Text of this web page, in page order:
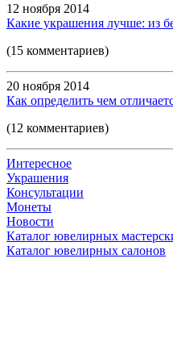
12 ноября 2014
Какие украшения лучше: из
(15 комментариев)
20 ноября 2014
Как определить чем
(12 комментариев)
Интересное
Украшения
Консультации
Монеты
Новости
Каталог ювелирных
Каталог ювелирных салонов